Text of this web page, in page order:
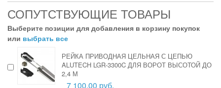
СОПУТСТВУЮЩИЕ ТОВАРЫ
Выберите позиции для добавления в корзину покупок
или выбрать все
РЕЙКА ПРИВОДНАЯ ЦЕЛЬНАЯ С ЦЕПЬЮ
ALUTECH LGR-3300C ДЛЯ ВОРОТ ВЫСОТОЙ ДО
2,4 М
7 100,00 руб.